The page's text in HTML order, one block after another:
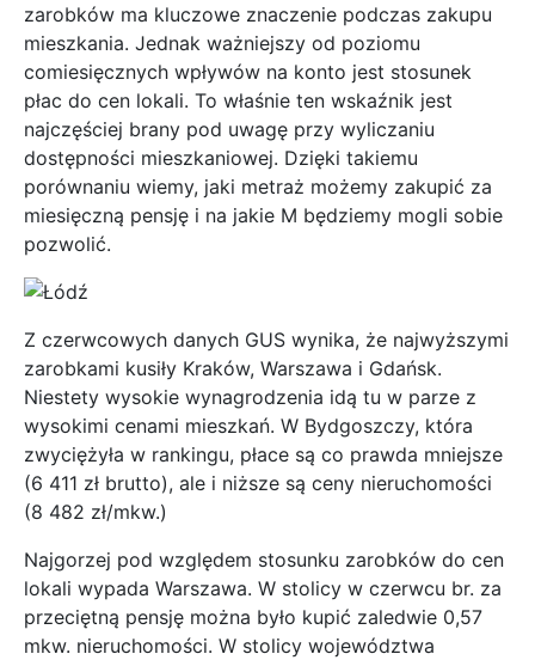
zarobków ma kluczowe znaczenie podczas zakupu
mieszkania. Jednak ważniejszy od poziomu
comiesięcznych wpływów na konto jest stosunek
płac do cen lokali. To właśnie ten wskaźnik jest
najczęściej brany pod uwagę przy wyliczaniu
dostępności mieszkaniowej. Dzięki takiemu
porównaniu wiemy, jaki metraż możemy zakupić za
miesięczną pensję i na jakie M będziemy mogli sobie
pozwolić.
Z czerwcowych danych GUS wynika, że najwyższymi
zarobkami kusiły Kraków, Warszawa i Gdańsk.
Niestety wysokie wynagrodzenia idą tu w parze z
wysokimi cenami mieszkań. W Bydgoszczy, która
zwyciężyła w rankingu, płace są co prawda mniejsze
(6 411 zł brutto), ale i niższe są ceny nieruchomości
(8 482 zł/mkw.)
Najgorzej pod względem stosunku zarobków do cen
lokali wypada Warszawa. W stolicy w czerwcu br. za
przeciętną pensję można było kupić zaledwie 0,57
mkw. nieruchomości. W stolicy województwa